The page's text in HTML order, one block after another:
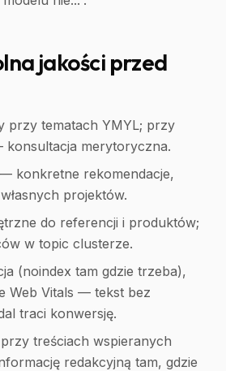
jakości przed
przy tematach YMYL; przy
merytoryczna.
konkretne rekomendacje,
projektów.
do referencji i produktów;
w topic clusterze.
(noindex tam gdzie trzeba),
Web Vitals — tekst bez
traci konwersję.
treściach wspieranych
redakcyjną tam, gdzie